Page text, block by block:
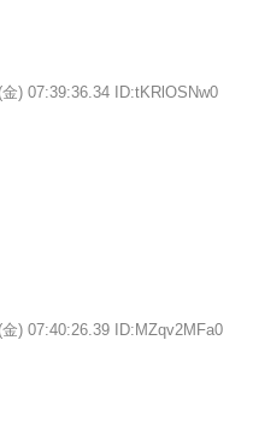
) 07:39:36.34 ID:tKRlOSNw0
) 07:40:26.39 ID:MZqv2MFa0